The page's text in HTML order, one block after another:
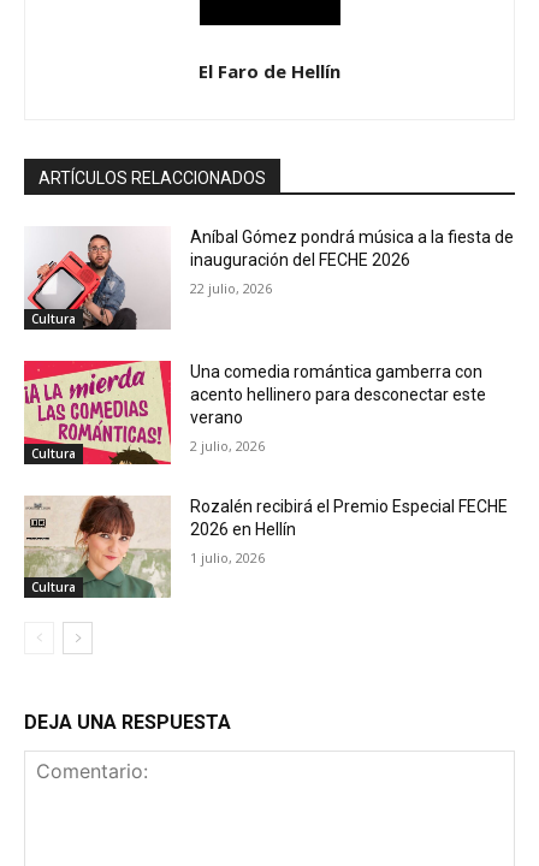
El Faro de Hellín
ARTÍCULOS RELACCIONADOS
Cultura
Aníbal Gómez pondrá música a la fiesta de
inauguración del FECHE 2026
22 julio, 2026
Cultura
Una comedia romántica gamberra con
acento hellinero para desconectar este
verano
2 julio, 2026
Cultura
Rozalén recibirá el Premio Especial FECHE
2026 en Hellín
1 julio, 2026
DEJA UNA RESPUESTA